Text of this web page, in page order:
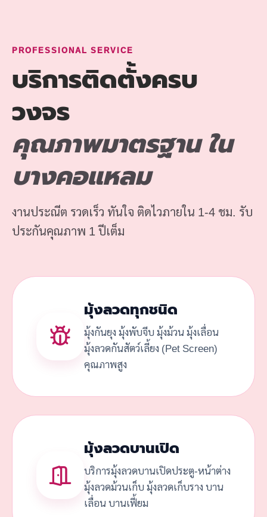
PROFESSIONAL SERVICE
บริการติดตั้งครบ
วงจร
คุณภาพมาตรฐาน ใน
บางคอแหลม
งานประณีต รวดเร็ว ทันใจ ติดไวภายใน 1-4 ชม. รับ
ประกันคุณภาพ 1 ปีเต็ม
มุ้งลวดทุกชนิด
มุ้งกันยุง มุ้งพับจีบ มุ้งม้วน มุ้งเลื่อน
มุ้งลวดกันสัตว์เลี้ยง (Pet Screen)
คุณภาพสูง
มุ้งลวดบานเปิด
บริการมุ้งลวดบานเปิดประตู-หน้าต่าง
มุ้งลวดม้วนเก็บ มุ้งลวดเก็บราง บาน
เลื่อน บานเฟี้ยม